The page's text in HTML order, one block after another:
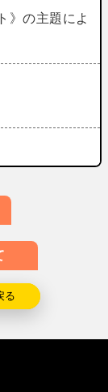
》の主題によ
る